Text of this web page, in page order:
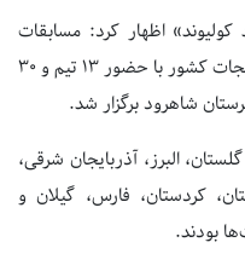
اظهار کرد: مسابقات
قهرمانی کاراته کنترلی زنان کارگر و کارخانجات کشور با حضور ۱۳ تیم و ۳۰
شاهرود برگزار شد.
البرز، آذربایجان شرقی،
کردستان، فارس، گیلان و
بودند.